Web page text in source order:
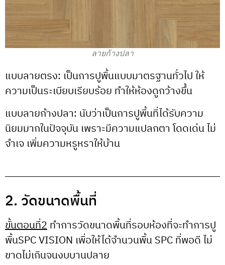
ลายก้างปลา
แบบลายตรง: เป็นการปูพื้นแบบมาตรฐานทั่วไป ให้
ความเป็นระเบียบเรียบร้อย ทำให้ห้องดูกว้างขึ้น
แบบลายก้างปลา: นับว่าเป็นการปูพื้นที่ได้รับความ
นิยมมากในปัจจุบัน เพราะมีความแปลกตา โดดเด่น ไม่
จำเจ เพิ่มความหรูหราให้บ้าน
2. วัดขนาดพื้นที่
ขั้นตอนที่2ทำการวัดขนาดพื้นที่รอบห้องที่จะทำการปู
พื้นSPC VISION เพื่อให้ได้จำนวนพื้น SPC ที่พอดี ไม่
ขาดไม่เกินจนงบบานปลาย